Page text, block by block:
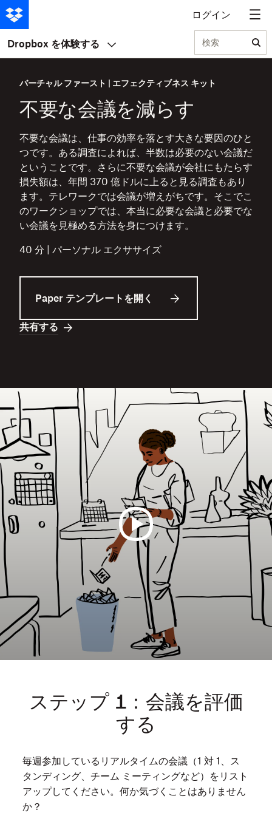
ログイン
Dropbox を体験する 検索
バーチャル ファースト | エフェクティブネス キット
不要な会議を減らす
不要な会議は、仕事の効率を落とす大きな要因のひと
つです。ある調査によれば、半数は必要のない会議だ
ということです。さらに不要な会議が会社にもたらす
損失額は、年間 370 億ドルに上ると見る調査もあり
ます。テレワークでは会議が増えがちです。そこでこ
のワークショップでは、本当に必要な会議と必要でな
い会議を見極める方法を身につけます。
40 分 | パーソナル エクササイズ
Paper テンプレートを開く
共有する
不
要
な
会
議
は、
事
の
を
落
と
大
き
な
ステップ 1：会議を評価
する
毎週参加しているリアルタイムの会議（1 対 1、ス
タンディング、チーム ミーティングなど）をリスト
アップしてください。何か気づくことはありません
か？